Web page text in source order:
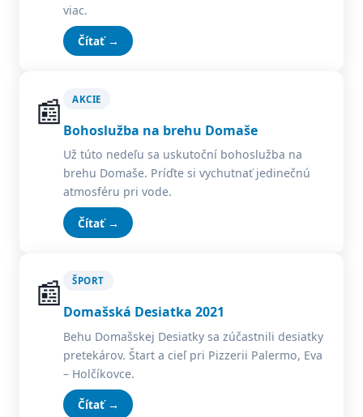
viac.
Čítať →
📰 AKCIE
Bohoslužba na brehu Domaše
Už túto nedeľu sa uskutoční bohoslužba na
brehu Domaše. Príďte si vychutnať jedinečnú
atmosféru pri vode.
Čítať →
📰 ŠPORT
Domašská Desiatka 2021
Behu Domašskej Desiatky sa zúčastnili desiatky
pretekárov. Štart a cieľ pri Pizzerii Palermo, Eva
– Holčíkovce.
Čítať →